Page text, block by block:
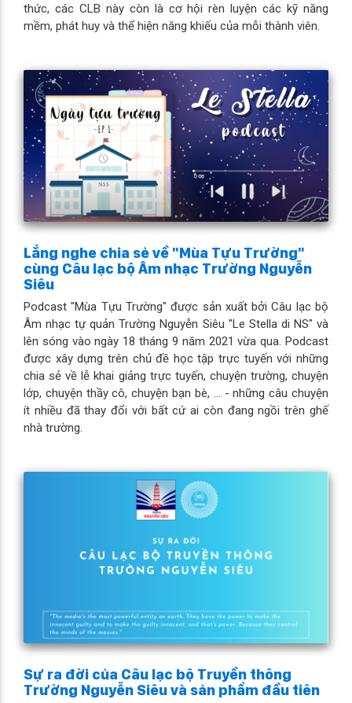
thức, các CLB này còn là cơ hội rèn luyện các kỹ năng
mềm, phát huy và thể hiện năng khiếu của mỗi thành viên.
Lắng nghe chia sẻ về "Mùa Tựu Trường"
cùng Câu lạc bộ Âm nhạc Trường Nguyễn
Siêu
Podcast "Mùa Tựu Trường" được sản xuất bởi Câu lạc bộ
Âm nhạc tự quản Trường Nguyễn Siêu "Le Stella di NS" và
lên sóng vào ngày 18 tháng 9 năm 2021 vừa qua. Podcast
được xây dựng trên chủ đề học tập trực tuyến với những
chia sẻ về lễ khai giảng trực tuyến, chuyện trường, chuyện
lớp, chuyện thầy cô, chuyện bạn bè, ... - những câu chuyện
ít nhiều đã thay đổi với bất cứ ai còn đang ngồi trên ghế
nhà trường.
Sự ra đời của Câu lạc bộ Truyền thông
Trường Nguyễn Siêu và sản phẩm đầu tiên